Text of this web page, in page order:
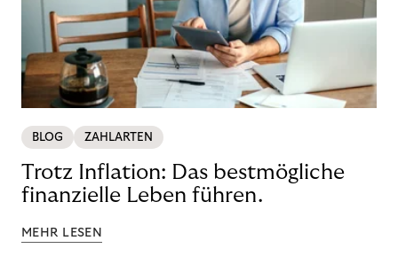
BLOG ZAHLARTEN
Trotz Inflation: Das bestmögliche
finanzielle Leben führen.
MEHR LESEN